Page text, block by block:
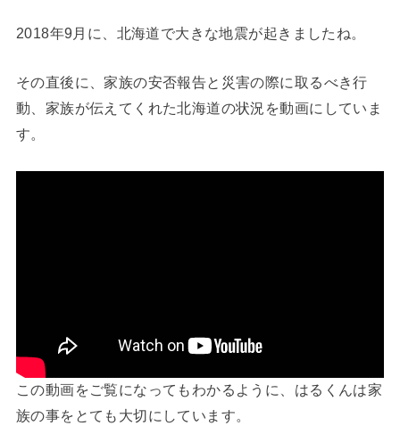
2018年9月に、北海道で大きな地震が起きましたね。
その直後に、家族の安否報告と災害の際に取るべき行
動、家族が伝えてくれた北海道の状況を動画にしていま
す。
この動画をご覧になってもわかるように、はるくんは家
族の事をとても大切にしています。